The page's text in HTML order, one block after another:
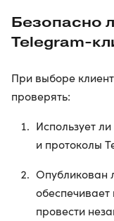
Безопасно
Telegram-
При выборе
проверять:
Использует
и протоколы
Опубликован
провести